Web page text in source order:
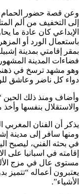
وعن قصة حضور الحمام
إلى التخفيف من ألم
الإبداعي كان عادة ما
باستعمال الورد أو
بمقر إقامتي بمدينة
فضاءات المدينة
وهو مشهد ترسخ في
دواء كل ناضر وعاشق
وأضاف ومنذ ذلك الحين
والاستقلال بنفسها
يذكر أن الفنان
ومنها سافر إلى مدينة
في بحثه الفني، ليصبح
إقامته في اسبانيا على
مستوى عال في مزج
يعتبرون أعماله “تتميز
الأشياء”.